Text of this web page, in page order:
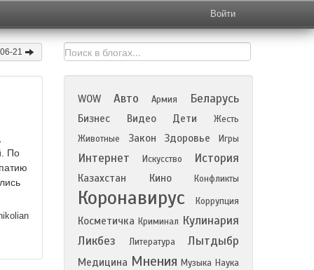
Войти
21
По
WOW Авто Армия Беларусь
Бизнес Видео Дети
Жесть
Животные
Закон Здоровье Игры
Интернет Искусство История
Казахстан Кино Конфликты
Коронавирус Коррупция
Косметичка Криминал Кулинария
Ликбез
Литература Лытдыбр
Медицина Мнения Музыка Наука